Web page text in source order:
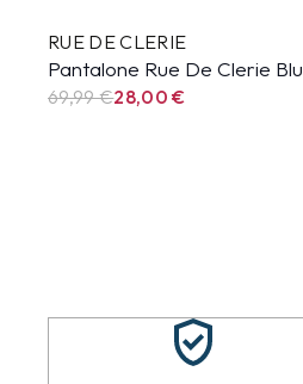
RUE DE CLERIE
Pantalone Rue De Clerie Blu
69,99€28,00€